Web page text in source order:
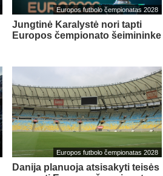
Europos futbolo čempionatas 2028
Jungtinė Karalystė nori tapti
Europos čempionato šeimininke
Europos futbolo čempionatas 2028
Danija planuoja atsisakyti teisės